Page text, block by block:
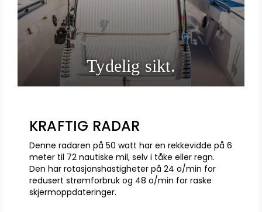
Tydelig sikt.
KRAFTIG RADAR
Denne radaren på 50 watt har en rekkevidde på 6
meter til 72 nautiske mil, selv i tåke eller regn.
Den har rotasjonshastigheter på 24 o/min for
redusert strømforbruk og 48 o/min for raske
skjermoppdateringer.